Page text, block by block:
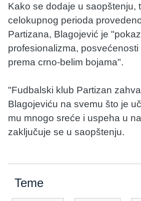
Kako se dodaje u saopštenju,
celokupnog perioda
Partizana, Blagojević je
profesionalizma,
prema crno-belim bojama".
"Fudbalski klub Partizan
Blagojeviću na svemu što je
mu mnogo sreće i uspeha u
zaključuje se u saopštenju.
Teme